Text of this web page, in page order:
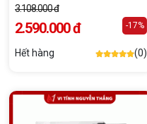
3.108.000 đ
2.590.000 đ -17%
Hết hàng (0)